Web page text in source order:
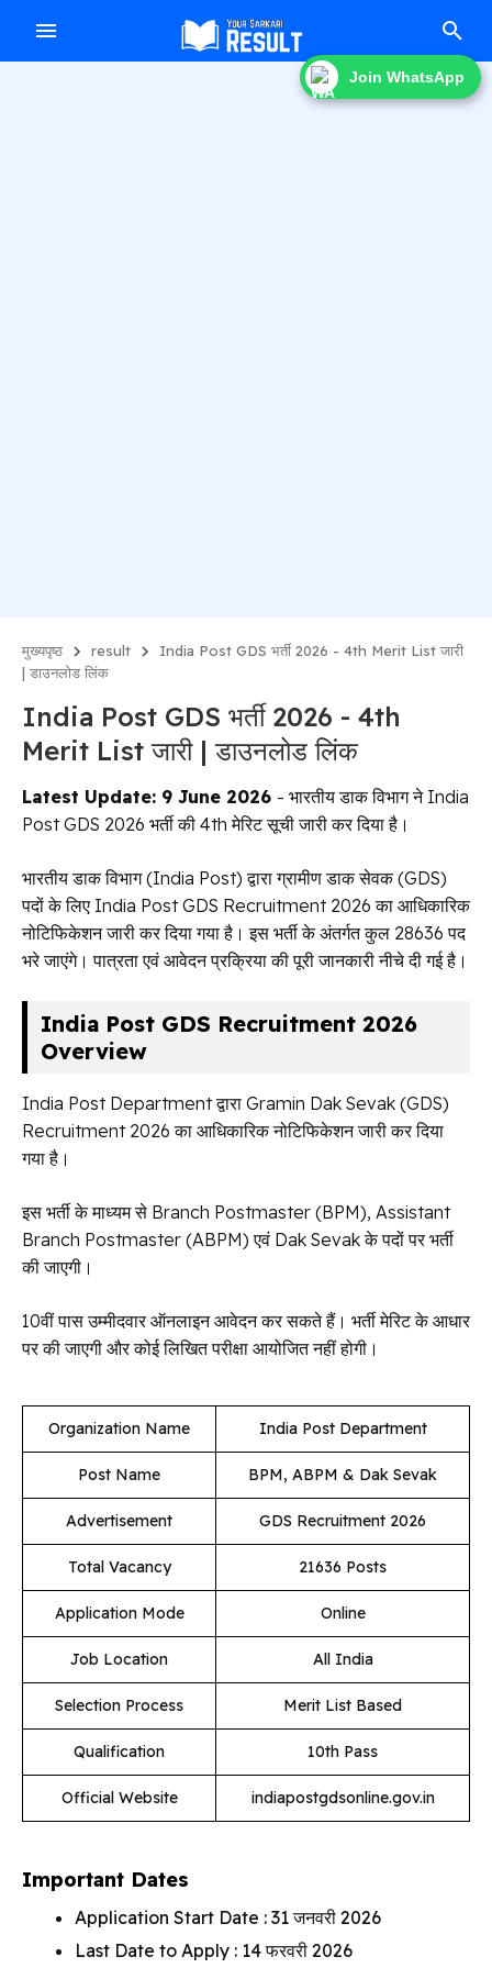
मुख्यपृष्ठ result
India Post GDS भर्ती 2026 - 4th Merit List जारी
| डाउनलोड लिंक
India Post GDS भर्ती 2026 - 4th
Merit List जारी | डाउनलोड लिंक
Latest Update: 9 June 2026 - भारतीय डाक विभाग ने India
Post GDS 2026 भर्ती की 4th मेरिट सूची जारी कर दिया है।
भारतीय डाक विभाग (India Post) द्वारा ग्रामीण डाक सेवक (GDS)
पदों के लिए India Post GDS Recruitment 2026 का आधिकारिक
नोटिफिकेशन जारी कर दिया गया है। इस भर्ती के अंतर्गत कुल 28636 पद
भरे जाएंगे। पात्रता एवं आवेदन प्रक्रिया की पूरी जानकारी नीचे दी गई है।
India Post GDS Recruitment 2026
Overview
India Post Department द्वारा Gramin Dak Sevak (GDS)
Recruitment 2026 का आधिकारिक नोटिफिकेशन जारी कर दिया
गया है।
इस भर्ती के माध्यम से Branch Postmaster (BPM), Assistant
Branch Postmaster (ABPM) एवं Dak Sevak के पदों पर भर्ती
की जाएगी।
10वीं पास उम्मीदवार ऑनलाइन आवेदन कर सकते हैं। भर्ती मेरिट के आधार
पर की जाएगी और कोई लिखित परीक्षा आयोजित नहीं होगी।
Organization Name India Post Department
Post Name BPM, ABPM & Dak Sevak
Advertisement GDS Recruitment 2026
Total Vacancy 21636 Posts
Application Mode Online
Job Location All India
Selection Process Merit List Based
Qualification 10th Pass
Official Website indiapostgdsonline.gov.in
Important Dates
Application Start Date : 31 जनवरी 2026
Last Date to Apply : 14 फरवरी 2026
Join WhatsApp